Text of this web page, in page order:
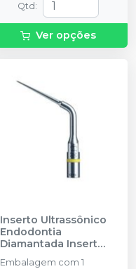
Qtd :
Ver opções
Inserto Ultrassônico
Endodontia
Diamantada Insert
ET20D
Embalagem com 1